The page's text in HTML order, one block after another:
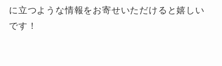
に立つような情報をお寄せいただけると嬉しい
です！